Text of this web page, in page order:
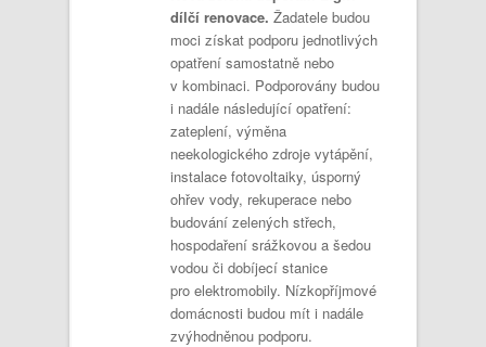
dílčí renovace. Žadatele budou
moci získat podporu jednotlivých
opatření samostatně nebo
v kombinaci. Podporovány budou
i nadále následující opatření:
zateplení, výměna
neekologického zdroje vytápění,
instalace fotovoltaiky, úsporný
ohřev vody, rekuperace nebo
budování zelených střech,
hospodaření srážkovou a šedou
vodou či dobíjecí stanice
pro elektromobily. Nízkopříjmové
domácnosti budou mít i nadále
zvýhodněnou podporu.